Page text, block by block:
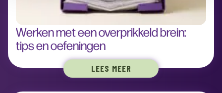
Werken met een overprikkeld brein:
tips en oefeningen
LEES MEER